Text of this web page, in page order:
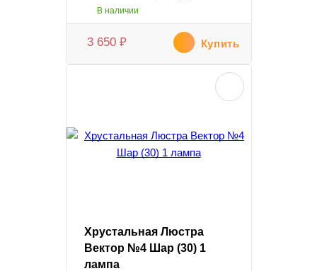
В наличии
3 650 ₽ Купить
Хрустальная Люстра
Вектор №4 Шар (30) 1
лампа